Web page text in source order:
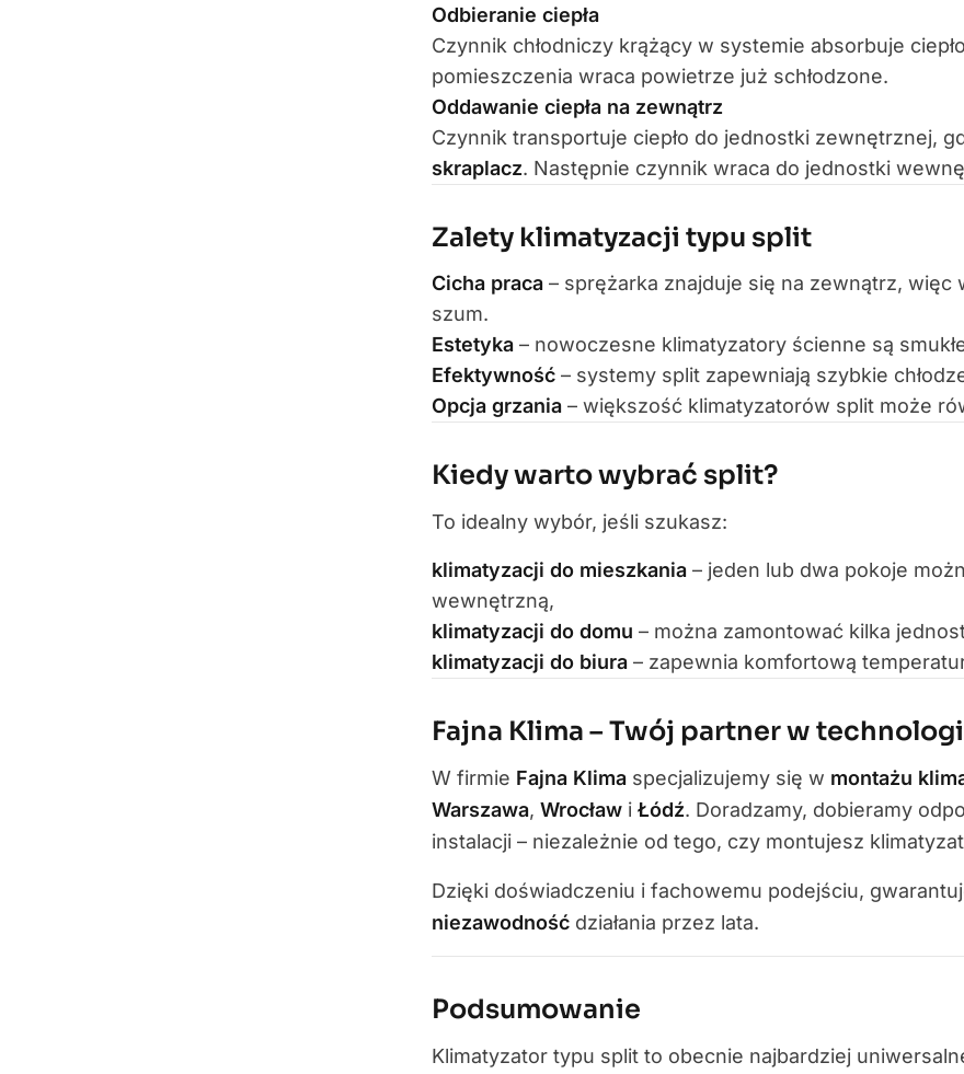
Odbieranie ciepła
Czynnik chłodniczy krążący w systemie absorbuje
pomieszczenia wraca powietrze już schłodzone.
Oddawanie ciepła na zewnątrz
Czynnik transportuje ciepło do jednostki zewnętrznej,
skraplacz. Następnie czynnik wraca do jednostki
Zalety klimatyzacji typu split
Cicha praca – sprężarka znajduje się na zewnątrz, więc
szum.
Estetyka – nowoczesne klimatyzatory ścienne są
Efektywność – systemy split zapewniają szybkie
Opcja grzania – większość klimatyzatorów split może
Kiedy warto wybrać split?
To idealny wybór, jeśli szukasz:
klimatyzacji do mieszkania – jeden lub dwa pokoje
wewnętrzną,
klimatyzacji do domu – można zamontować kilka
klimatyzacji do biura – zapewnia komfortową
Fajna Klima – Twój partner w
W firmie Fajna Klima specjalizujemy się w montażu
Warszawa, Wrocław i Łódź. Doradzamy, dobieramy
instalacji – niezależnie od tego, czy montujesz
Dzięki doświadczeniu i fachowemu podejściu,
niezawodność działania przez lata.
Podsumowanie
Klimatyzator typu split to obecnie najbardziej